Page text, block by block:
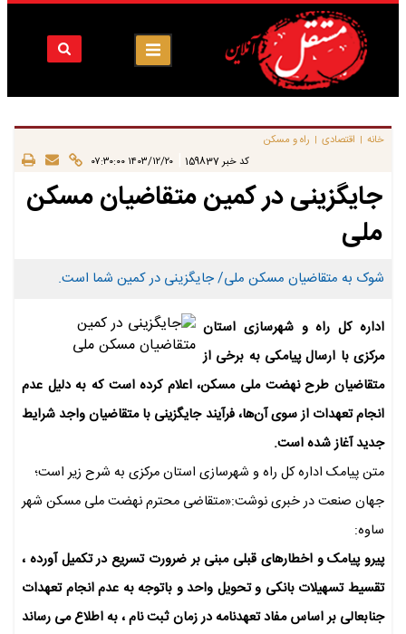
خانه | اقتصادی | راه و مسکن
کد خبر 159837 ۱۴۰۳/۱۲/۲۰ ۰۷:۳۰:۰۰
جایگزینی در کمین متقاضیان مسکن
ملی
شوک به متقاضیان مسکن ملی/ جایگزینی در کمین شما است.
اداره کل راه و شهرسازی استان
مرکزی با ارسال پیامکی به برخی از
متقاضیان طرح نهضت ملی مسکن، اعلام کرده است که به دلیل عدم
انجام تعهدات از سوی آن‌ها، فرآیند جایگزینی با متقاضیان واجد شرایط
جدید آغاز شده است.
متن پیامک اداره کل راه و شهرسازی استان مرکزی به شرح زیر است؛
جهان صنعت در خبری نوشت:«متقاضی محترم نهضت ملی مسکن شهر
ساوه:
پیرو پیامک و اخطارهای قبلی مبنی بر ضرورت تسریع در تکمیل آورده ،
تقسیط تسهیلات بانکی و تحویل واحد و باتوجه به عدم انجام تعهدات
جنابعالی بر اساس مفاد تعهدنامه در زمان ثبت نام ، به اطلاع می رساند